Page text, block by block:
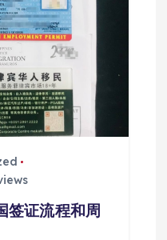
签证流程和周